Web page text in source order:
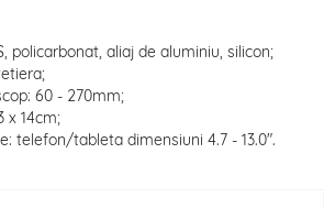
policarbonat, aliaj de aluminiu, silicon;
60 - 270mm;
x 14cm;
telefon/tableta dimensiuni 4.7 - 13.0".